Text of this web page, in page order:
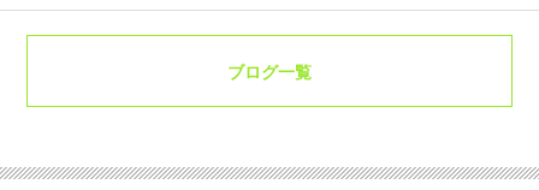
ブログ一覧